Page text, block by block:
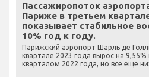
Пассажиропоток
Париже в третьем
показывает стабильное
10% год к году.
Парижский аэропорт Шарль де
квартале 2023 года вырос на 9,55%
кварталом 2022 года, но все еще